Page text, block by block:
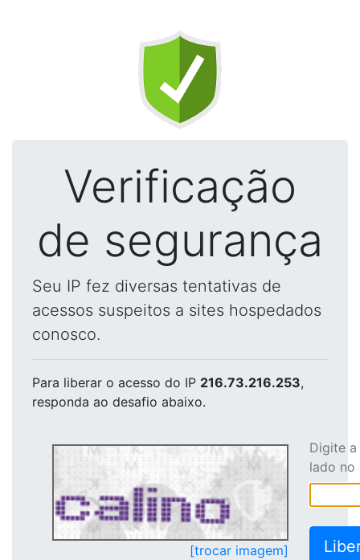
Verificação
de segurança
Seu IP fez diversas tentativas de
acessos suspeitos a sites hospedados
conosco.
Para liberar o acesso do IP 216.73.216.253,
responda ao desafio abaixo.
[trocar imagem]
Digite
lado no